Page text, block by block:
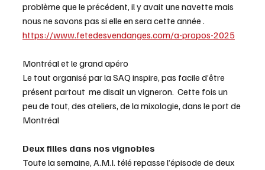
problème que le précédent, il y avait une navette mais
nous ne savons pas si elle en sera cette année .
https://www.fetedesvendanges.com/a-propos-2025
Montréal et le grand apéro
Le tout organisé par la SAQ inspire, pas facile d’être
présent partout  me disait un vigneron.  Cette fois un
peu de tout, des ateliers, de la mixologie, dans le port de
Montréal
Deux filles dans nos vignobles
Toute la semaine, A.M.I. télé repasse l’épisode de deux